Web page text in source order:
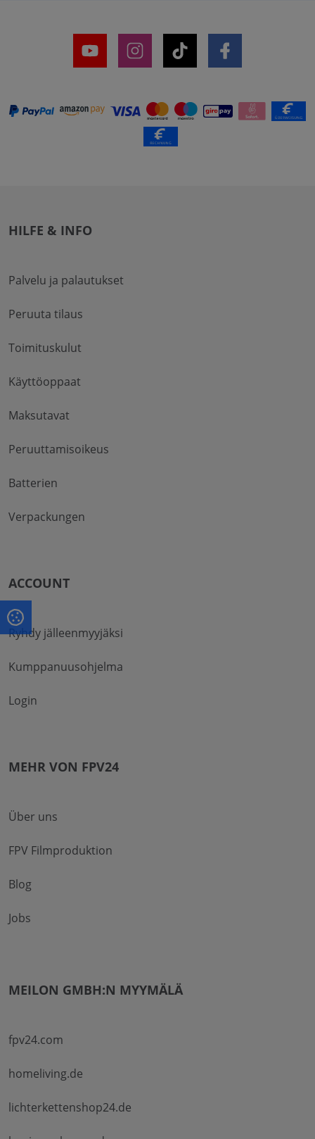
HILFE & INFO
Palvelu ja palautukset
Peruuta tilaus
Toimituskulut
Käyttöoppaat
Maksutavat
Peruuttamisoikeus
Batterien
Verpackungen
ACCOUNT
Ryhdy jälleenmyyjäksi
Kumppanuusohjelma
Login
MEHR VON FPV24
Über uns
FPV Filmproduktion
Blog
Jobs
MEILON GMBH:N MYYMÄLÄ
fpv24.com
homeliving.de
lichterkettenshop24.de